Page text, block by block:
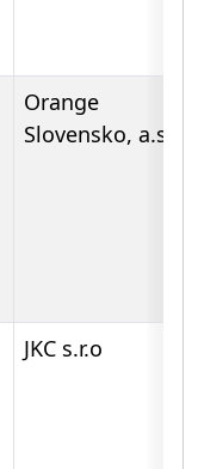
Orange
Slovensko, a.s..
JKC s.r.o